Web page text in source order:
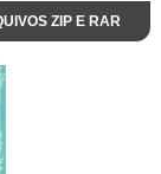
ZIP E RAR